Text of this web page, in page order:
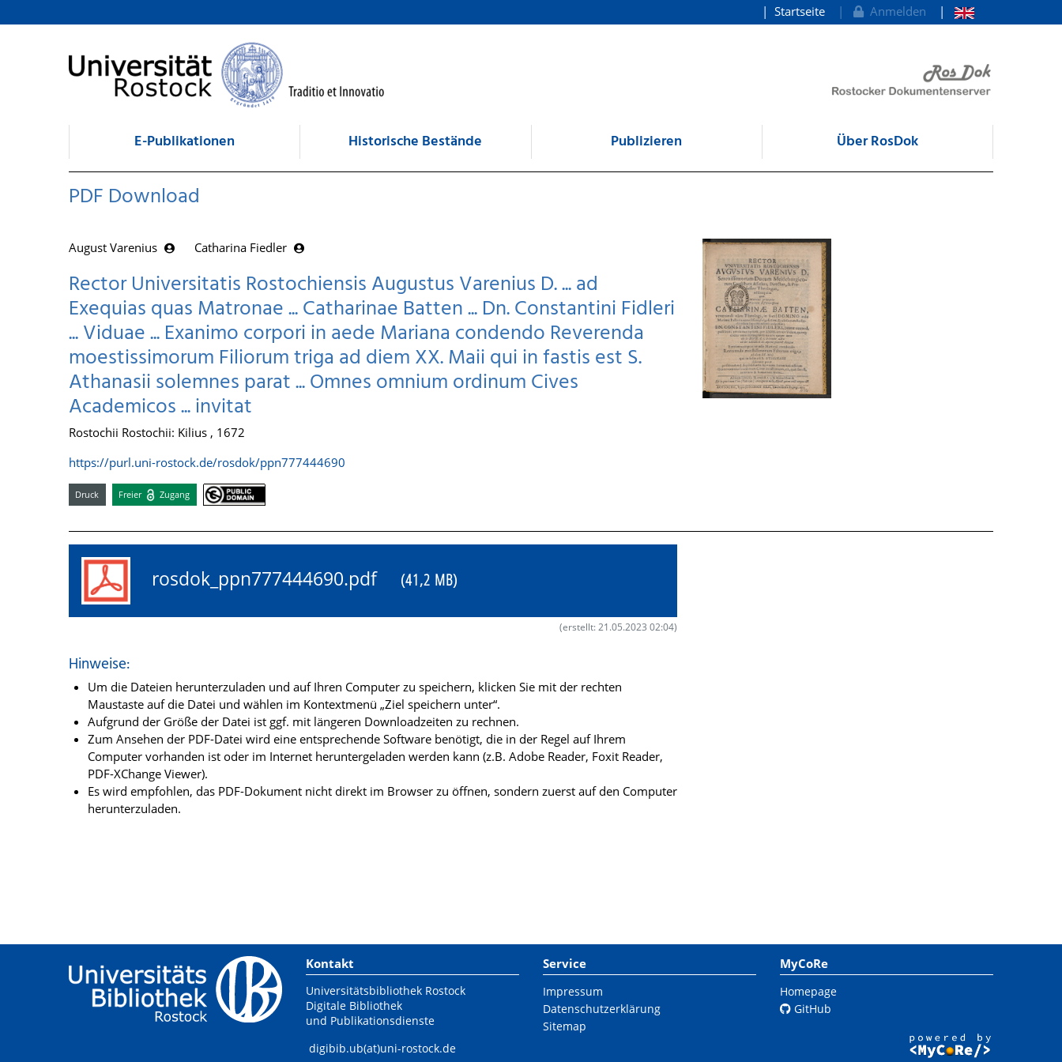
zum Inhalt
Startseite Anmelden
E-Publikationen Historische Bestände Publizieren Über RosDok
PDF Download
August Varenius Catharina Fiedler
Rector Universitatis Rostochiensis Augustus Varenius D. ... ad
Exequias quas Matronae ... Catharinae Batten ... Dn. Constantini Fidleri
... Viduae ... Exanimo corpori in aede Mariana condendo Reverenda
moestissimorum Filiorum triga ad diem XX. Maii qui in fastis est S.
Athanasii solemnes parat ... Omnes omnium ordinum Cives
Academicos ... invitat
Rostochii Rostochii: Kilius , 1672
https://purl.uni-rostock.de/rosdok/ppn777444690
Druck Freier Zugang
rosdok_ppn777444690.pdf (41,2 MB)
(erstellt: 21.05.2023 02:04)
Hinweise:
Um die Dateien herunterzuladen und auf Ihren Computer zu speichern, klicken Sie mit der rechten
Maustaste auf die Datei und wählen im Kontextmenü „Ziel speichern unter“.
Aufgrund der Größe der Datei ist ggf. mit längeren Downloadzeiten zu rechnen.
Zum Ansehen der PDF-Datei wird eine entsprechende Software benötigt, die in der Regel auf Ihrem
Computer vorhanden ist oder im Internet heruntergeladen werden kann (z.B. Adobe Reader, Foxit Reader,
PDF-XChange Viewer).
Es wird empfohlen, das PDF-Dokument nicht direkt im Browser zu öffnen, sondern zuerst auf den Computer
herunterzuladen.
Kontakt
Universitätsbibliothek Rostock
Digitale Bibliothek
und Publikationsdienste
digibib.ub(at)uni-rostock.de
Service
Impressum
Datenschutzerklärung
Sitemap
MyCoRe
Homepage
GitHub